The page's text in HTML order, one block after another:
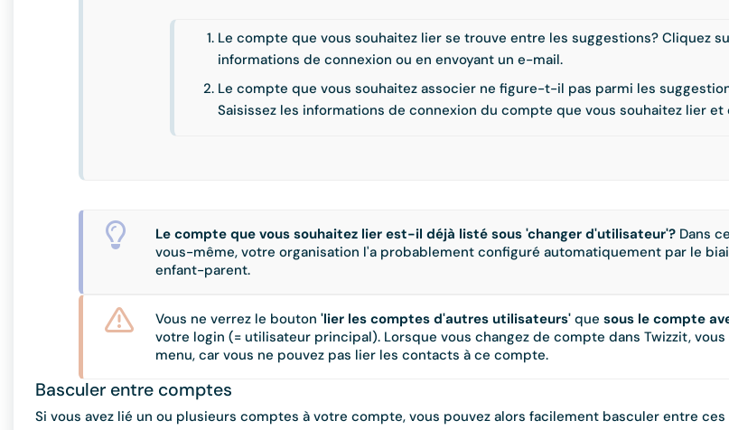
Le compte que vous souhaitez lier se trouve entre les suggestions? Cliquez
informations de connexion ou en envoyant un e-mail.
Le compte que vous souhaitez associer ne figure-t-il pas parmi les
Saisissez les informations de connexion du compte que vous souhaitez lier et
Le compte que vous souhaitez lier est-il déjà listé sous 'changer d'utilisateur'? Dans
vous-même, votre organisation l'a probablement configuré automatiquement par le
enfant-parent.
Vous ne verrez le bouton 'lier les comptes d'autres utilisateurs' que sous le compte
votre login (= utilisateur principal). Lorsque vous changez de compte dans Twizzit,
menu, car vous ne pouvez pas lier les contacts à ce compte.
Basculer entre comptes
Si vous avez lié un ou plusieurs comptes à votre compte, vous pouvez alors facilement basculer entre